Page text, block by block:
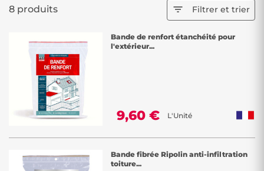
le faire, les extérieurs sont directement exposés aux intempéries.
N'attendez plus, de nombreux coloris sont disponibles pour vous.
8 produits  Filtrer et trier
Bande de renfort étanchéité pour
l'extérieur...
9,60 € L'Unité
Bande fibrée Ripolin anti-infiltration
toiture...